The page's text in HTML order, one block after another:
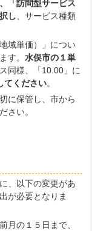
、「訪問型サービス
し、サービス種類
域単価）」につい
す。水俣市の１単
同様、「10.00」に
てください。
に保管し、市から
さい。
、以下の変更があ
が必要となりま
月の１５日まで、